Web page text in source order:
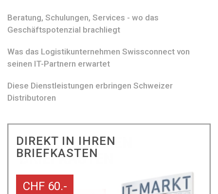
Beratung, Schulungen, Services - wo das
Geschäftspotenzial brachliegt
Was das Logistikunternehmen Swissconnect von
seinen IT-Partnern erwartet
Diese Dienstleistungen erbringen Schweizer
Distributoren
DIREKT IN IHREN
BRIEFKASTEN
CHF 60.-